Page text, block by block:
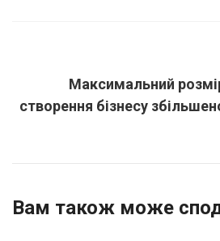
Максимальний
створення бізнесу
Вам також може